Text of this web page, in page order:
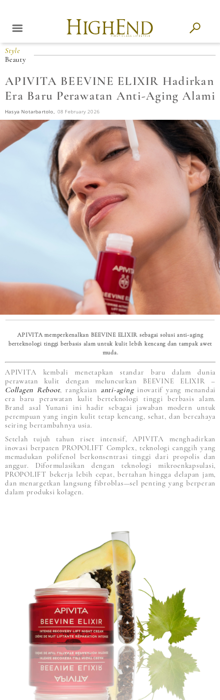
Style
Beauty
APIVITA BEEVINE ELIXIR Hadirkan
Era Baru Perawatan Anti-Aging Alami
Hasya Notarbartolo, 08 February 2026
APIVITA memperkenalkan BEEVINE ELIXIR sebagai solusi anti-aging
berteknologi tinggi berbasis alam untuk kulit lebih kencang dan tampak awet
muda.
APIVITA kembali menetapkan standar baru dalam dunia
perawatan kulit dengan meluncurkan BEEVINE ELIXIR –
Collagen Reboot, rangkaian anti-aginginovatif yang menandai
era baru perawatan kulit berteknologi tinggi berbasis alam.
Brand asal Yunani ini hadir sebagai jawaban modern untuk
perempuan yang ingin kulit tetap kencang, sehat, dan bercahaya
seiring bertambahnya usia.
Setelah tujuh tahun riset intensif, APIVITA menghadirkan
inovasi berpaten PROPOLIFT Complex, teknologi canggih yang
memadukan polifenol berkonsentrasi tinggi dari propolis dan
anggur. Diformulasikan dengan teknologi mikroenkapsulasi,
PROPOLIFT bekerja lebih cepat, bertahan hingga delapan jam,
dan menargetkan langsung fibroblas—sel penting yang berperan
dalam produksi kolagen.